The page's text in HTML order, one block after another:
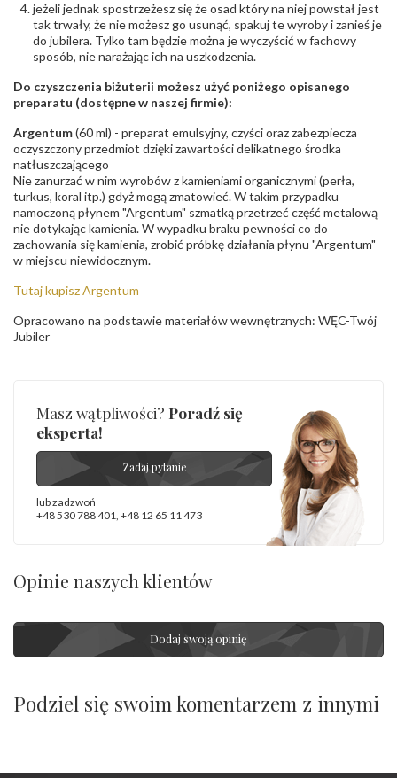
jeżeli jednak spostrzeżesz się że osad który na niej powstał jest
tak trwały, że nie możesz go usunąć, spakuj te wyroby i zanieś je
do jubilera. Tylko tam będzie można je wyczyścić w fachowy
sposób, nie narażając ich na uszkodzenia.
Do czyszczenia biżuterii możesz użyć poniżego opisanego
preparatu (dostępne w naszej firmie):
Argentum(60 ml) - preparat emulsyjny, czyści oraz zabezpiecza
oczyszczony przedmiot dzięki zawartości delikatnego środka
natłuszczającego
Nie zanurzać w nim wyrobów z kamieniami organicznymi (perła,
turkus, koral itp.) gdyż mogą zmatowieć. W takim przypadku
namoczoną płynem "Argentum" szmatką przetrzeć część metalową
nie dotykając kamienia. W wypadku braku pewności co do
zachowania się kamienia, zrobić próbkę działania płynu "Argentum"
w miejscu niewidocznym.
Tutaj kupisz Argentum
Opracowano na podstawie materiałów wewnętrznych: WĘC-Twój
Jubiler
Masz wątpliwości? Poradź się
eksperta!
Zadaj pytanie
lub zadzwoń
+48 530 788 401, +48 12 65 11 473
Opinie naszych klientów
Dodaj swoją opinię
Podziel się swoim komentarzem z innymi